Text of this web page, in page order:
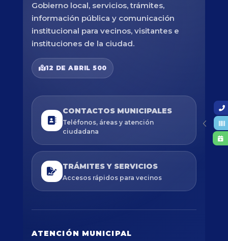
Gobierno local, servicios, trámites,
información pública y comunicación
institucional para vecinos, visitantes e
instituciones de la ciudad.
12 DE ABRIL 500
CONTACTOS MUNICIPALES
Teléfonos, áreas y atención
ciudadana
TRÁMITES Y SERVICIOS
Accesos rápidos para vecinos
ATENCIÓN MUNICIPAL